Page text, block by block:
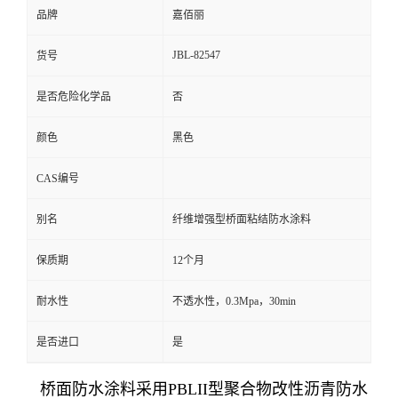
品牌 嘉佰丽
货号 JBL-82547
是否危险化学品 否
颜色 黑色
CAS编号
别名 纤维增强型桥面粘结防水涂料
保质期 12个月
耐水性 不透水性，0.3Mpa，30min
是否进口 是
桥面防水涂料采用PBLII型聚合物改性沥青防水